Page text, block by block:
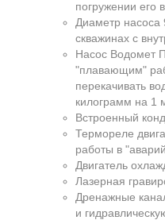
погружении его
Диаметр насоса
скважинах с
Насос Водомет
"плавающим"
перекачивать
килограмм на 1
Встроенный
Термореле
работы в
Двигатель
Лазерная
Дренажные
и